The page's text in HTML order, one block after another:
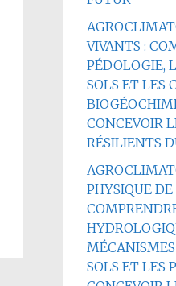
VIVANTS :
PÉDOLOGIE,
SOLS ET LES
CONCEVOIR
RÉSILIENTS
PHYSIQUE DE
MÉCANISMES
SOLS ET LES